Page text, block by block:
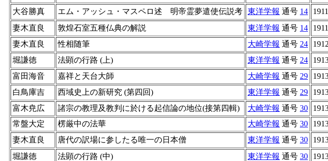
大谷勝真
エム・アッシュ・マスペロ述 明帝霊夢遣使伝説考 東洋学報 通号 14
妻木直良
敦煌石室五種仏典の解説 東洋学報 通号 14
妻木直良
性相随筆 大崎学報 通号 24
堀謙徳
法顕の行路 (上) 東洋学報 通号 24
富田海音
嘉祥と天台大師 大崎学報 通号 29
白鳥庫吉
西域史上の新研究 (第四回) 東洋学報 通号 29
富木尭広
諸宗の教理及教判に於ける起信論の地位(接第四輯) 大崎学報 通号 30
常盤大定
楞厳中の法華 大崎学報 通号 30
妻木直良
唐代の訳場に参したる唯一の日本僧 東洋学報 通号 30
堀謙徳
法顕の行路 (中) 東洋学報 通号 30